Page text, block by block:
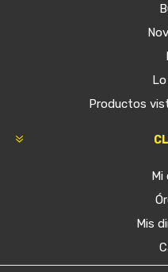
Productos
Mi
Mis